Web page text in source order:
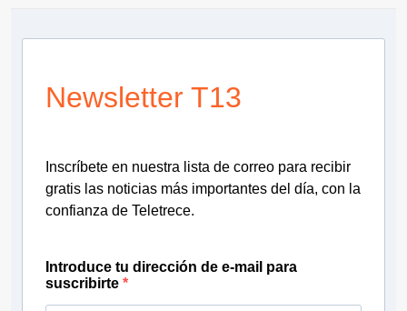
Newsletter T13
Inscríbete en nuestra lista de correo para recibir
gratis las noticias más importantes del día, con la
confianza de Teletrece.
Introduce tu dirección de e-mail para
suscribirte